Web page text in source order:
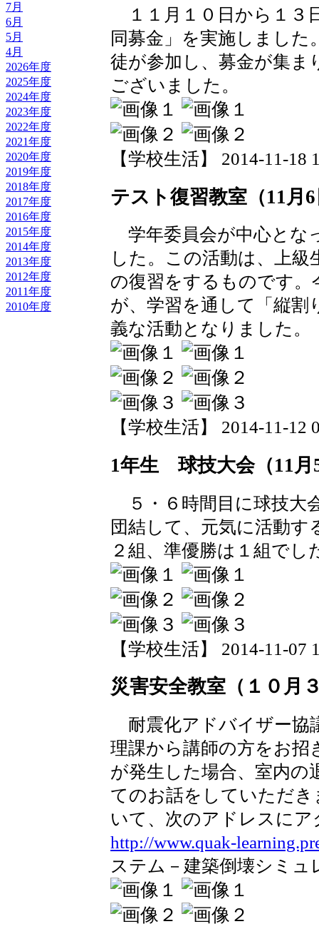
7月
6月
5月
4月
2026年度
2025年度
2024年度
2023年度
2022年度
2021年度
2020年度
2019年度
2018年度
2017年度
2016年度
2015年度
2014年度
2013年度
2012年度
2011年度
2010年度
１１月１０日から１３
同募金」を実施しまし
徒が参加し、募金が集ま
ございました。
【学校生活】 2014-11-18
テスト復習教室（11月
学年委員会が中心とな
した。この活動は、上
の復習をするものです
が、学習を通して「縦割
義な活動となりました。
【学校生活】 2014-11-12
1年生 球技大会（11月
５・６時間目に球技大
団結して、元気に活動
２組、準優勝は１組でし
【学校生活】 2014-11-07
災害安全教室（１０月
耐震化アドバイザー協
理課から講師の方をお招
が発生した場合、室内の
てのお話をしていただ
いて、次のアドレスに
http://www.quak-
ステム－建築倒壊シミュ